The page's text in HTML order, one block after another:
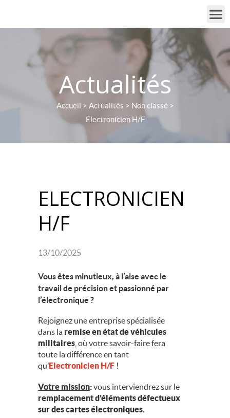
Actualités
Accueil > Actualités > Non classé >
Electronicien H/F
ELECTRONICIEN
H/F
13/10/2025
Vous êtes minutieux, à l’aise avec le
travail de précision et passionné par
l’électronique ?
Rejoignez une entreprise spécialisée
dans la remise en état de véhicules
militaires , où votre savoir-faire fera
toute la différence en tant
qu’Electronicien H/F !
Votre mission:vous interviendrez sur le
remplacement d’éléments défectueux
sur des cartes électroniques.